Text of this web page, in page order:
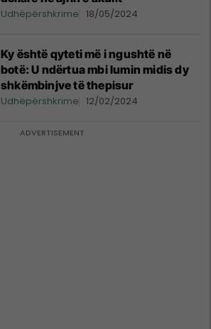
Udhëpërshkrime 18/05/2024
Ky është qyteti më i ngushtë në
botë: U ndërtua mbi lumin midis dy
shkëmbinjve të thepisur
Udhëpërshkrime 12/02/2024